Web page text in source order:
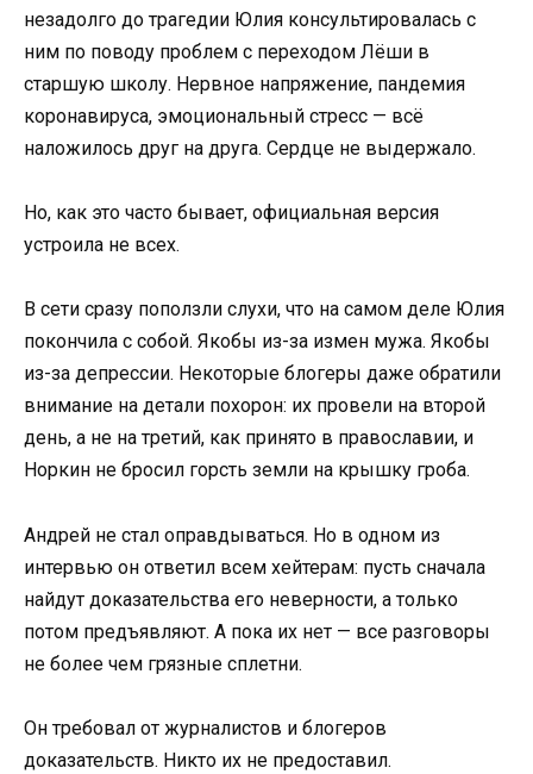
незадолго до трагедии Юлия консультировалась с
ним по поводу проблем с переходом Лёши в
старшую школу. Нервное напряжение, пандемия
коронавируса, эмоциональный стресс — всё
наложилось друг на друга. Сердце не выдержало.
Но, как это часто бывает, официальная версия
устроила не всех.
В сети сразу поползли слухи, что на самом деле Юлия
покончила с собой. Якобы из-за измен мужа. Якобы
из-за депрессии. Некоторые блогеры даже обратили
внимание на детали похорон: их провели на второй
день, а не на третий, как принято в православии, и
Норкин не бросил горсть земли на крышку гроба.
Андрей не стал оправдываться. Но в одном из
интервью он ответил всем хейтерам: пусть сначала
найдут доказательства его неверности, а только
потом предъявляют. А пока их нет — все разговоры
не более чем грязные сплетни.
Он требовал от журналистов и блогеров
доказательств. Никто их не предоставил.